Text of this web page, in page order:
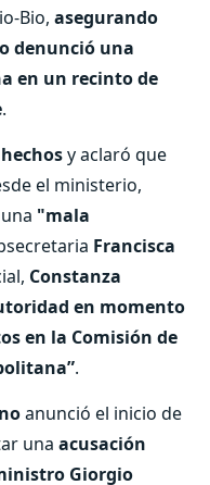
Bio, asegurando
denunció una
en un recinto de
.
y aclaró que
el ministerio,
"mala
Francisca
Constanza
en momento
en la Comisión de
.
anunció el inicio de
una acusación
Giorgio